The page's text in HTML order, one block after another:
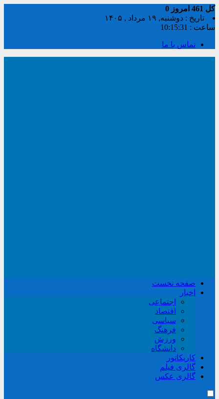
کل امروز 0
تاریخ : دوشنبه, ۱۹ مرداد , ۱۴۰۵
ساعت : 10:15:32
تماس با ما
صفحه نخست
اخبار
اجتماعی
اقتصاد
سیاسی
فرهنگ
ورزش
دانشگاه
کاریکاتور
گالری فیلم
گالری عکس